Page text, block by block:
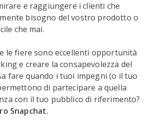
e raggiungere i clienti che
bisogno del vostro prodotto o
che mai.
le fiere sono eccellenti opportunità
e creare la consapevolezza del
fare quando i tuoi impegni (o il tuo
di partecipare a quella
con il tuo pubblico di riferimento?
Snapchat.